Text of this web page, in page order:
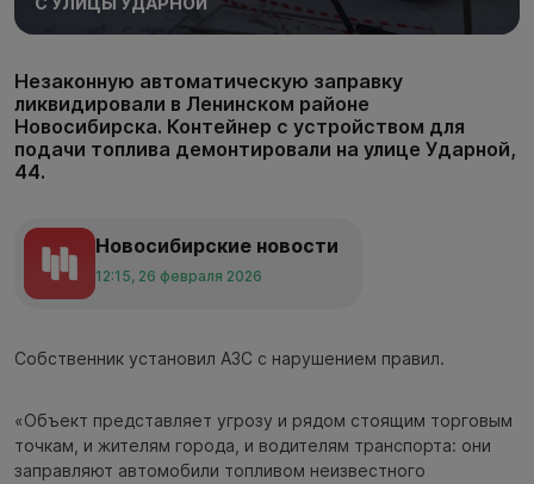
Незаконную автоматическую заправку
ликвидировали в Ленинском районе
Новосибирска. Контейнер с устройством для
подачи топлива демонтировали на улице Ударной,
44.
Новосибирские новости
12:15, 26 февраля 2026
Собственник установил АЗС с нарушением правил.
«Объект представляет угрозу и рядом стоящим торговым
точкам, и жителям города, и водителям транспорта: они
заправляют автомобили топливом неизвестного